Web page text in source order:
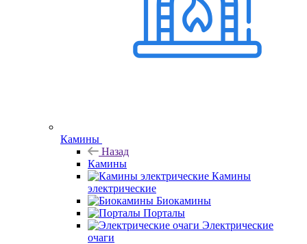
Камины
Назад
Камины
Камины
электрические
Биокамины
Порталы
Электрические
очаги